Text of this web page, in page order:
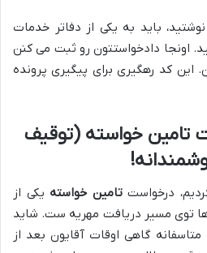
باید به یکی از دفاتر خدمات
اونجا دادخواستتون رو ثبت می کنن
این کد رهگیری برای پیگیری پرونده
تامین خواسته (توقیف
درخواستتامین خواسته یکی از
توی مسیر دریافت مهریه ست. شاید
گاهی اوقات آقایون بعد از